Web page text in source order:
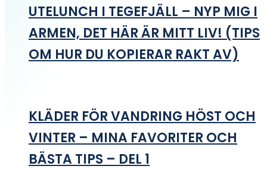
UTELUNCH I TEGEFJÄLL – NYP MIG I
ARMEN, DET HÄR ÄR MITT LIV! (TIPS
OM HUR DU KOPIERAR RAKT AV)
KLÄDER FÖR VANDRING HÖST OCH
VINTER – MINA FAVORITER OCH
BÄSTA TIPS – DEL 1